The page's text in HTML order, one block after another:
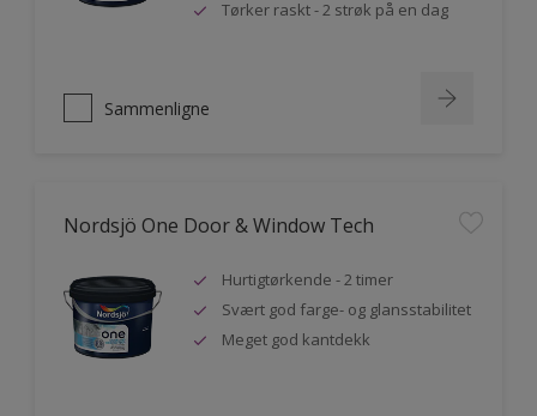
Tørker raskt - 2 strøk på en dag
Sammenligne
Nordsjö One Door & Window Tech
Hurtigtørkende - 2 timer
Svært god farge- og glansstabilitet
Meget god kantdekk